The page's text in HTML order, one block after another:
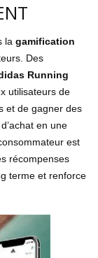
la gamification
Des
Running
utilisateurs de
et de gagner des
en une
est
récompenses
terme et renforce